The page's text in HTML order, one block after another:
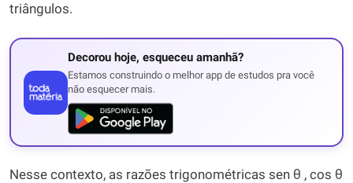
triângulos.
Decorou hoje, esqueceu amanhã?
Estamos construindo o melhor app de estudos pra você
não esquecer mais.
Nesse contexto, as razões trigonométricas sen θ , cos θ